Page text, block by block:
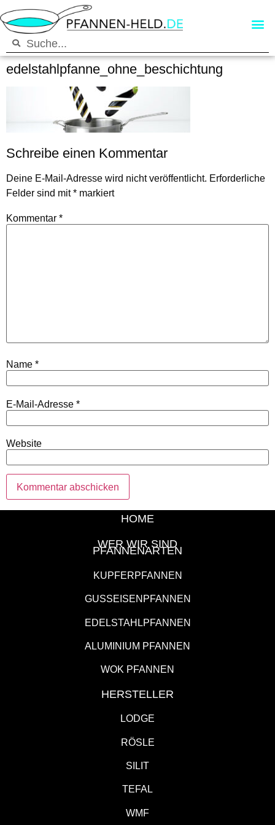
edelstahlpfanne_ohne_beschichtung
Schreibe einen Kommentar
Deine E-Mail-Adresse wird nicht veröffentlicht. Erforderliche
Felder sind mit* markiert
Kommentar *
Name *
E-Mail-Adresse *
Website
HOME
WER WIR SIND
PFANNENARTEN
KUPFERPFANNEN
GUSSEISENPFANNEN
EDELSTAHLPFANNEN
ALUMINIUM PFANNEN
WOK PFANNEN
HERSTELLER
LODGE
RÖSLE
SILIT
TEFAL
WMF